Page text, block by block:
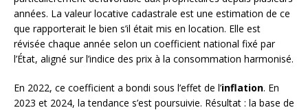
années. La valeur locative cadastrale est une estimation de ce
que rapporterait le bien s’il était mis en location. Elle est
révisée chaque année selon un coefficient national fixé par
l’État, aligné sur l’indice des prix à la consommation harmonisé.
En 2022, ce coefficient a bondi sous l’effet de l’inflation. En
2023 et 2024, la tendance s’est poursuivie. Résultat : la base de